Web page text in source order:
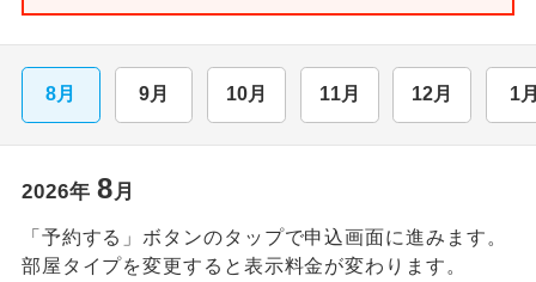
8月 9月 10月 11月 12月 1
2026年 8月
「予約する」ボタンのタップで申込画面に進みます。
部屋タイプを変更すると表示料金が変わります。